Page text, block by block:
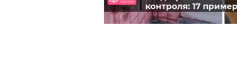
Следующее видео через